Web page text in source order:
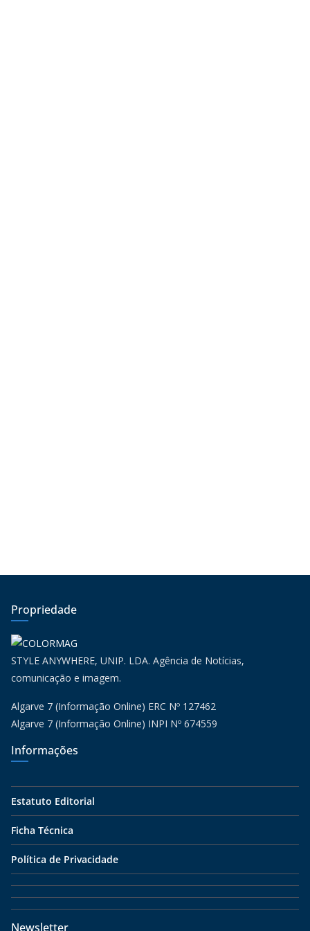
Propriedade
STYLE ANYWHERE, UNIP. LDA. Agência de Notícias,
comunicação e imagem.
Algarve 7 (Informação Online) ERC Nº 127462
Algarve 7 (Informação Online) INPI Nº 674559
Informações
Estatuto Editorial
Ficha Técnica
Política de Privacidade
Newsletter